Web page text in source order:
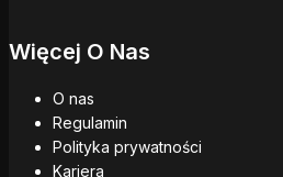
Więcej O Nas
O nas
Regulamin
Polityka prywatności
Kariera